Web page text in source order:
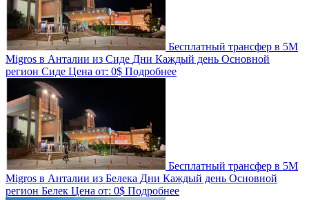
Бесплатный трансфер в 5M
Migros в Анталии из Сиде Дни Каждый день Основной
регион Сиде Цена от: 0$ Подробнее
Бесплатный трансфер в 5M
Migros в Анталии из Белека Дни Каждый день Основной
регион Белек Цена от: 0$ Подробнее